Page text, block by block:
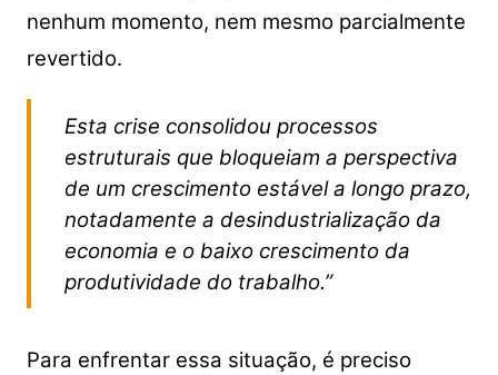
nenhum momento, nem mesmo parcialmente
revertido.
Esta crise consolidou processos
estruturais que bloqueiam a perspectiva
de um crescimento estável a longo prazo,
notadamente a desindustrialização da
economia e o baixo crescimento da
produtividade do trabalho.”
Para enfrentar essa situação, é preciso